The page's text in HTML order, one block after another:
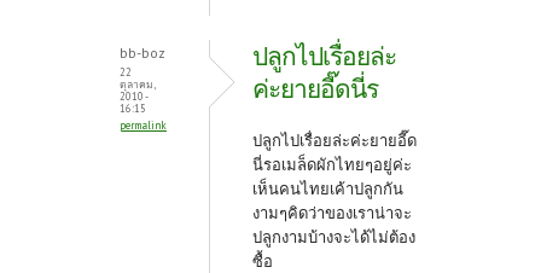
bb-boz
22
ตุลาคม,
2010 -
16:15
permalink
ปลูกไปเรื่อยล่ะ
ค่ะยายอี๊ดนี่ร
ปลูกไปเรื่อยล่ะค่ะยายอี๊ด
นี่รอเมล็ดผักไทยๆอยู่ค่ะ
เห็นคนไทยเค้าปลูกกัน
งามๆคิดว่าของเราน่าจะ
ปลูกงามบ้างจะได้ไม่ต้อง
ซื้อ